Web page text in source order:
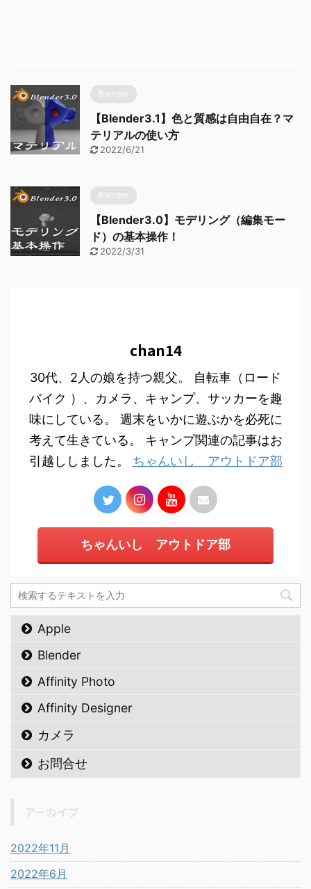
Blender
【Blender3.1】色と質感は自由自在？マ
テリアルの使い方
2022/6/21
Blender
【Blender3.0】モデリング（編集モー
ド）の基本操作！
2022/3/31
chan14
30代、2人の娘を持つ親父。 自転車（ロード
バイク ）、カメラ、キャンプ、サッカーを趣
味にしている。 週末をいかに遊ぶかを必死に
考えて生きている。 キャンプ関連の記事はお
引越ししました。 ちゃんいし アウトドア部
ちゃんいし アウトドア部
Apple
Blender
Affinity Photo
Affinity Designer
カメラ
お問合せ
2022年11月
2022年6月